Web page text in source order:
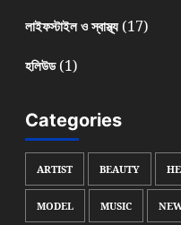
লাইফস্টাইল ও স্বাস্থ্য(17)
হলিউড(1)
Categories
ARTIST BEAUTY
MODEL MUSIC